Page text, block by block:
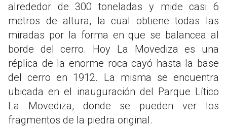
alrededor de 300 toneladas y mide casi 6
metros de altura, la cual obtiene todas las
miradas por la forma en que se balancea al
borde del cerro. Hoy La Movediza es una
réplica de la enorme roca cayó hasta la base
del cerro en 1912. La misma se encuentra
ubicada en el inauguración del Parque Lí­tico
La Movediza, donde se pueden ver los
fragmentos de la piedra original.